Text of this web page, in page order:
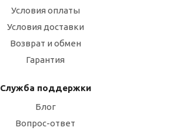
Условия оплаты
Условия доставки
Возврат и обмен
Гарантия
Служба поддержки
Блог
Вопрос-ответ